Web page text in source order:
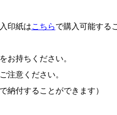
印紙はこちらで購入可能する
持ちください。
意ください。
で納付することができます）